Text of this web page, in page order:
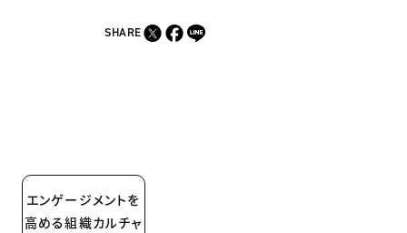
SHARE
エンゲージメントを
高める組織カルチャ